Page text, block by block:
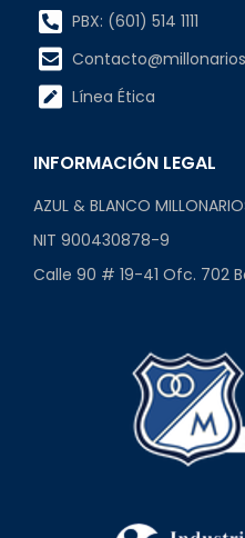
PBX: (601) 514 1111
Línea Ética
INFORMACIÓN LEGAL
AZUL & BLANCO
NIT 900430878-9
Calle 90 # 19-41 Ofc. 702